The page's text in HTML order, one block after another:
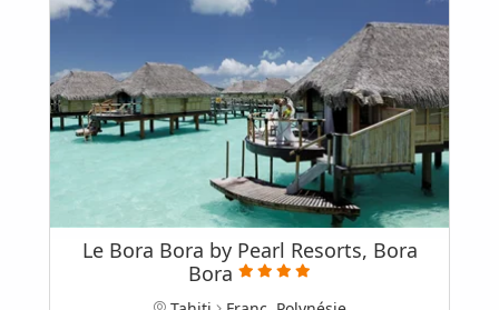
Le Bora Bora by Pearl Resorts, Bora
Bora